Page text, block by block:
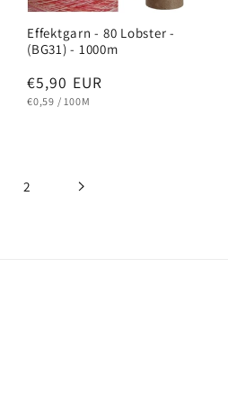
Effektgarn - 80 Lobster -
(BG31) - 1000m
Normaler
Preis
€5,90 EUR
GRUNDPREIS
€0,59 / PRO
100M
2